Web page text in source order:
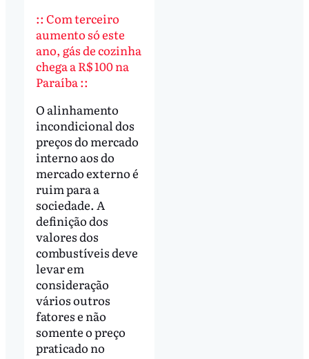
:: Com terceiro
aumento só este
ano, gás de cozinha
chega a R$ 100 na
Paraíba ::
O alinhamento
incondicional dos
preços do mercado
interno aos do
mercado externo é
ruim para a
sociedade. A
definição dos
valores dos
combustíveis deve
levar em
consideração
vários outros
fatores e não
somente o preço
praticado no